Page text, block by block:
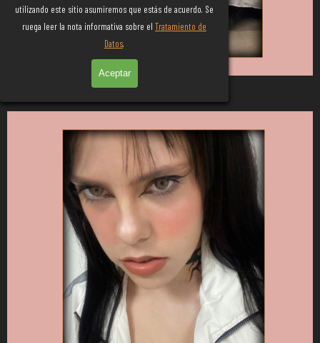
utilizando este sitio asumiremos que estás de acuerdo. Se
ruega leer la nota informativa sobre el Tratamiento de
Datos.
Aceptar